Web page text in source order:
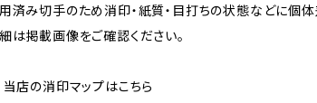
済み切手のため消印・紙質・目打ちの状態などに個体
は掲載画像をご確認ください。
店の消印マップはこちら